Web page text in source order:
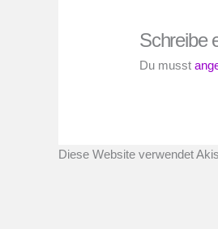
Schreibe
Du musst
Diese Website verwendet